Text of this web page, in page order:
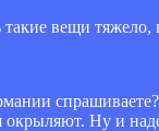
такие вещи тяжело,
окрыляют. Ну и